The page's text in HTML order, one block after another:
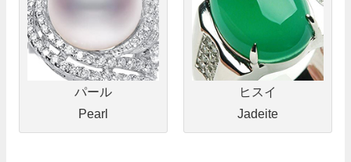
パール
Pearl
ヒスイ
Jadeite